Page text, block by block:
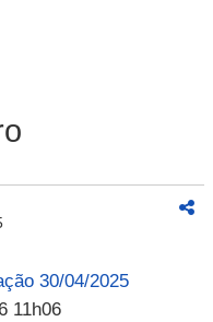
30/04/2025
11h06